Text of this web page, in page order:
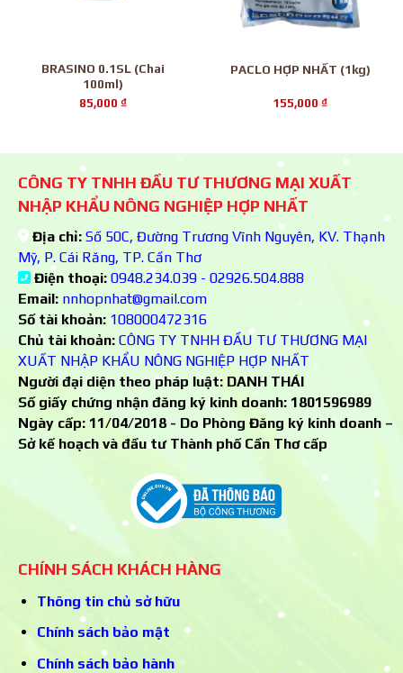
BRASINO 0.1SL (Chai
100ml)
85,000 ₫
PACLO HỢP NHẤT (1kg)
155,000 ₫
CÔNG TY TNHH ĐẦU TƯ THƯƠNG MẠI XUẤT
NHẬP KHẨU NÔNG NGHIỆP HỢP NHẤT
Địa chỉ:Số 50C, Đường Trương Vĩnh Nguyên, KV. Thạnh
Mỹ, P. Cái Răng, TP. Cần Thơ
Điện thoại: 0948.234.039 - 02926.504.888
Email: nnhopnhat@gmail.com
Số tài khoản: 108000472316
Chủ tài khoản: CÔNG TY TNHH ĐẦU TƯ THƯƠNG MẠI
XUẤT NHẬP KHẨU NÔNG NGHIỆP HỢP NHẤT
Người đại diện theo pháp luật: DANH THÁI
Số giấy chứng nhận đăng ký kinh doanh: 1801596989
Ngày cấp: 11/04/2018 - Do Phòng Đăng ký kinh doanh –
Sở kế hoạch và đầu tư Thành phố Cần Thơ cấp
CHÍNH SÁCH KHÁCH HÀNG
Thông tin chủ sở hữu
Chính sách bảo mật
Chính sách bảo hành